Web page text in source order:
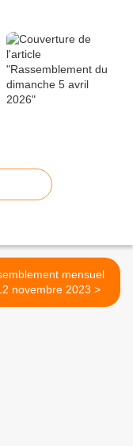
mensuel
du 12 novembre 2023 >